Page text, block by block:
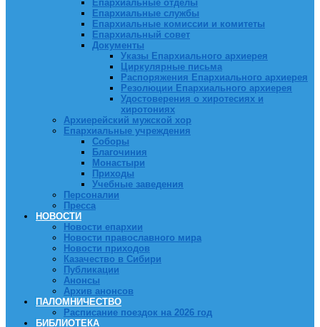
Епархиальные отделы
Епархиальные службы
Епархиальные комиссии и комитеты
Епархиальный совет
Документы
Указы Епархиального архиерея
Циркулярные письма
Распоряжения Епархиального архиерея
Резолюции Епархиального архиерея
Удостоверения о хиротесиях и
хиротониях
Архиерейский мужской хор
Епархиальные учреждения
Соборы
Благочиния
Монастыри
Приходы
Учебные заведения
Персоналии
Пресса
НОВОСТИ
Новости епархии
Новости православного мира
Новости приходов
Казачество в Сибири
Публикации
Анонсы
Архив анонсов
ПАЛОМНИЧЕСТВО
Расписание поездок на 2026 год
БИБЛИОТЕКА